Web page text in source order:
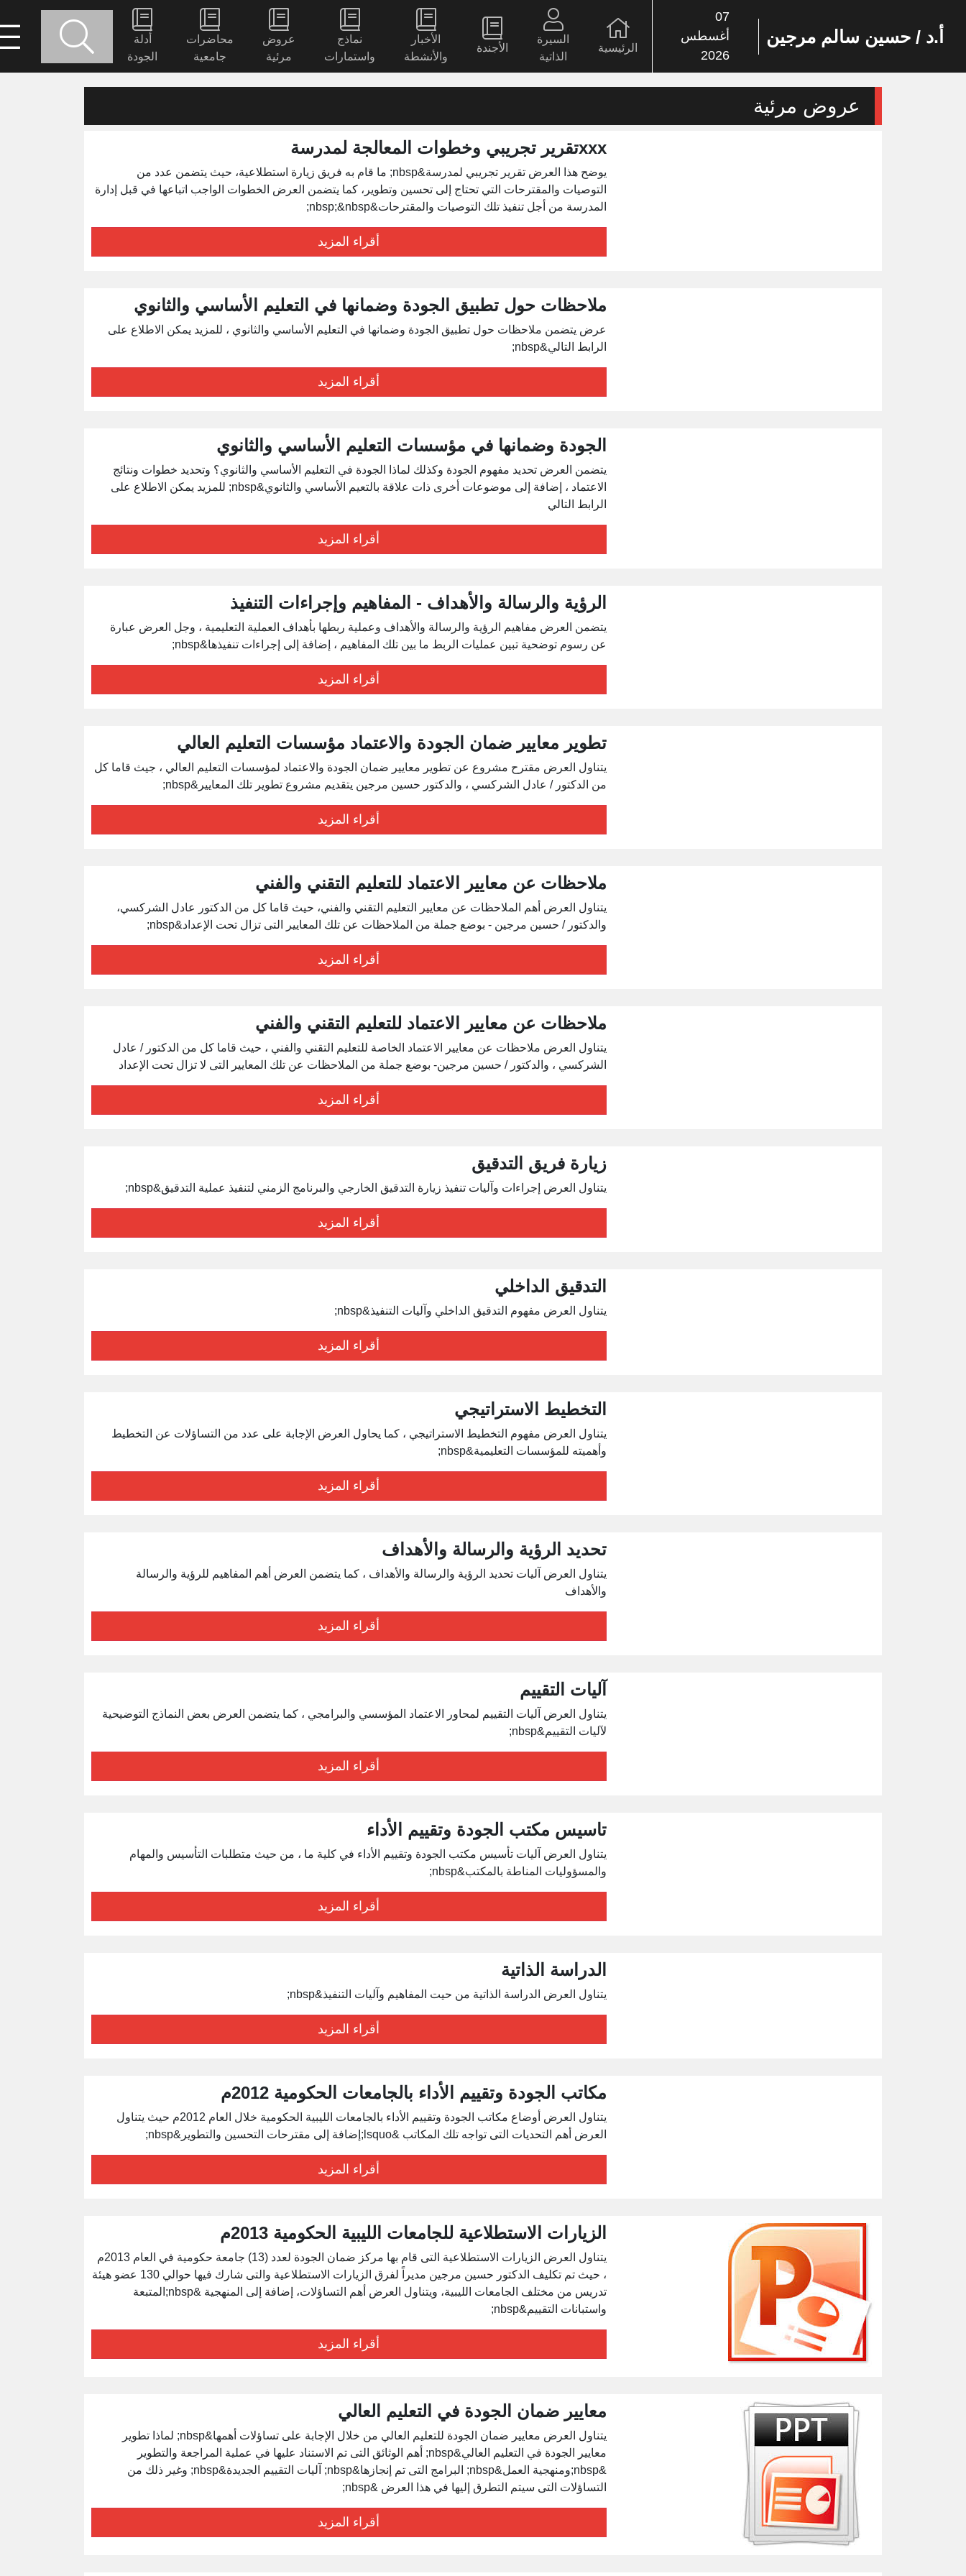
أ.د / حسين سالم مرجين
07
أغسطس
2026
الرئيسية
السيرة
الذاتية
الأجندة
الأخبار
والأنشطة
نماذج
واستمارات
عروض
مرئية
محاضرات
جامعية
أدلة
الجودة
عروض مرئية
xxxتقرير تجريبي وخطوات المعالجة لمدرسة
يوضح هذا العرض تقرير تجريبي لمدرسة&nbsp; ما قام به فريق زيارة استطلاعية، حيث يتضمن عدد من
التوصيات والمقترحات التي تحتاج إلى تحسين وتطوير، كما يتضمن العرض الخطوات الواجب اتباعها في قبل إدارة
المدرسة من أجل تنفيذ تلك التوصيات والمقترحات&nbsp;&nbsp;
أقراء المزيد
ملاحظات حول تطبيق الجودة وضمانها في التعليم الأساسي والثانوي
عرض يتضمن ملاحظات حول تطبيق الجودة وضمانها في التعليم الأساسي والثانوي ، للمزيد يمكن الاطلاع على
الرابط التالي&nbsp;
أقراء المزيد
الجودة وضمانها في مؤسسات التعليم الأساسي والثانوي
يتضمن العرض تحديد مفهوم الجودة وكذلك لماذا الجودة في التعليم الأساسي والثانوي؟ وتحديد خطوات ونتائج
الاعتماد ، إضافة إلى موضوعات أخرى ذات علاقة بالتعيم الأساسي والثانوي&nbsp; للمزيد يمكن الاطلاع على
الرابط التالي
أقراء المزيد
الرؤية والرسالة والأهداف - المفاهيم وإجراءات التنفيذ
يتضمن العرض مفاهيم الرؤية والرسالة والأهداف وعملية ربطها بأهداف العملية التعليمية ، وجل العرض عبارة
عن رسوم توضحية تبين عمليات الربط ما بين تلك المفاهيم ، إضافة إلى إجراءات تنفيذها&nbsp;
أقراء المزيد
تطوير معايير ضمان الجودة والاعتماد مؤسسات التعليم العالي
يتناول العرض مقترح مشروع عن تطوير معايير ضمان الجودة والاعتماد لمؤسسات التعليم العالي ، جيث قاما كل
من الدكتور / عادل الشركسي ، والدكتور حسين مرجين يتقديم مشروع تطوير تلك المعايير&nbsp;
أقراء المزيد
ملاحظات عن معايير الاعتماد للتعليم التقني والفني
يتناول العرض أهم الملاحظات عن معايير التعليم التقني والفني، حيث قاما كل من الدكتور عادل الشركسي،
والدكتور / حسين مرجين - بوضع جملة من الملاحظات عن تلك المعايير التى تزال تحت الإعداد&nbsp;
أقراء المزيد
ملاحظات عن معايير الاعتماد للتعليم التقني والفني
يتناول العرض ملاحظات عن معايير الاعتماد الخاصة للتعليم التقني والفني ، حيث قاما كل من الدكتور / عادل
الشركسي ، والدكتور / حسين مرجين- بوضع جملة من الملاحظات عن تلك المعايير التى لا تزال تحت الإعداد
أقراء المزيد
زيارة فريق التدقيق
يتناول العرض إجراءات وآليات تنفيذ زيارة التدقيق الخارجي والبرنامج الزمني لتنفيذ عملية التدقيق&nbsp;
أقراء المزيد
التدقيق الداخلي
يتناول العرض مفهوم التدقيق الداخلي وآليات التنفيذ&nbsp;
أقراء المزيد
التخطيط الاستراتيجي
يتناول العرض مفهوم التخطيط الاستراتيجي ، كما يحاول العرض الإجابة على عدد من التساؤلات عن التخطيط
وأهميته للمؤسسات التعليمية&nbsp;
أقراء المزيد
تحديد الرؤية والرسالة والأهداف
يتناول العرض آليات تحديد الرؤية والرسالة والأهداف ، كما يتضمن العرض أهم المفاهيم للرؤية والرسالة
والأهداف
أقراء المزيد
آليات التقييم
يتناول العرض آليات التقييم لمحاور الاعتماد المؤسسي والبرامجي ، كما يتضمن العرض بعض النماذج التوضيحية
لآليات التقييم&nbsp;
أقراء المزيد
تاسيس مكتب الجودة وتقييم الأداء
يتناول العرض آليات تأسيس مكتب الجودة وتقييم الأداء في كلية ما ، من حيث متطلبات التأسيس والمهام
والمسؤوليات المناطة بالمكتب&nbsp;
أقراء المزيد
الدراسة الذاتية
يتناول العرض الدراسة الذاتية من حيت المفاهيم وآليات التنفيذ&nbsp;
أقراء المزيد
مكاتب الجودة وتقييم الأداء بالجامعات الحكومية 2012م
يتناول العرض أوضاع مكاتب الجودة وتقييم الأداء بالجامعات الليبية الحكومية خلال العام 2012م حيث يتناول
العرض أهم التحديات التى تواجه تلك المكاتب &lsquo;إضافة إلى مقترحات التحسين والتطوير&nbsp;
أقراء المزيد
الزيارات الاستطلاعية للجامعات الليبية الحكومية 2013م
يتناول العرض الزيارات الاستطلاعية التى قام بها مركز ضمان الجودة لعدد (13) جامعة حكومية في العام 2013م
، حيث تم تكليف الدكتور حسين مرجين مديراً لفرق الزيارات الاستطلاعية والتى شارك فيها حوالي 130 عضو هيئة
تدريس من مختلف الجامعات الليبية، ويتناول العرض أهم التساؤلات، إضافة إلى المنهجية &nbsp;المتبعة
واستبانات التقييم&nbsp;
أقراء المزيد
معايير ضمان الجودة في التعليم العالي
يتناول العرض معايير ضمان الجودة للتعليم العالي من خلال الإجابة على تساؤلات أهمها&nbsp; لماذا تطوير
معايير الجودة في التعليم العالي&nbsp; أهم الوثائق التى تم الاستناد عليها في عملية المراجعة والتطوير
&nbsp;ومنهجية العمل&nbsp; البرامج التى تم إنجازها&nbsp; آليات التقييم الجديدة&nbsp; وغير ذلك من
التساؤلات التى سيتم التطرق إليها في هذا العرض &nbsp;
أقراء المزيد